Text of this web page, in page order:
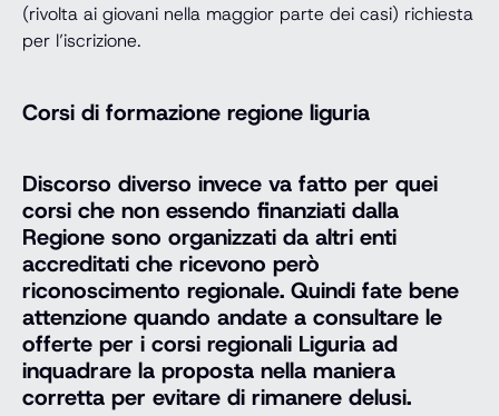
(rivolta ai giovani nella maggior parte dei casi) richiesta
per l’iscrizione.
Corsi di formazione regione liguria
Discorso diverso invece va fatto per quei
corsi che non essendo finanziati dalla
Regione sono organizzati da altri enti
accreditati che ricevono però
riconoscimento regionale. Quindi fate bene
attenzione quando andate a consultare le
offerte per i corsi regionali Liguria ad
inquadrare la proposta nella maniera
corretta per evitare di rimanere delusi.